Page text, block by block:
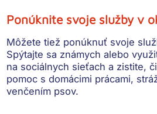
Ponúknite svoje služby v
Môžete tiež ponúknuť svoje
Spýtajte sa známych alebo
na sociálnych sieťach a zistite,
pomoc s domácimi prácami,
venčením psov.